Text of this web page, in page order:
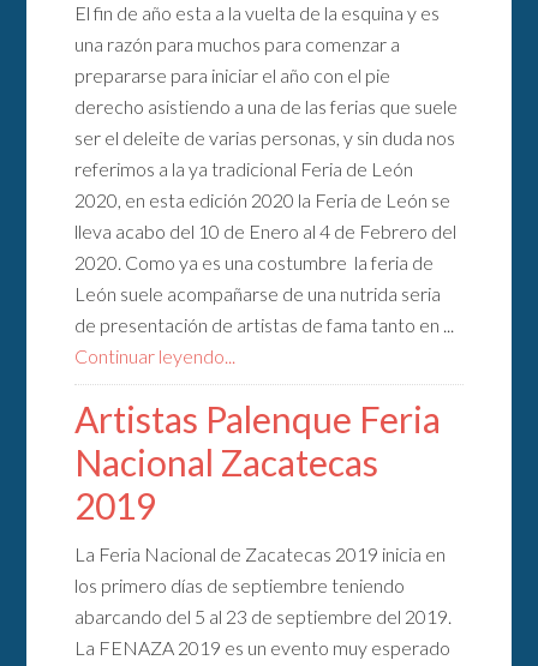
El fin de año esta a la vuelta de la esquina y es
una razón para muchos para comenzar a
prepararse para iniciar el año con el pie
derecho asistiendo a una de las ferias que suele
ser el deleite de varias personas, y sin duda nos
referimos a la ya tradicional Feria de León
2020, en esta edición 2020 la Feria de León se
lleva acabo del 10 de Enero al 4 de Febrero del
2020. Como ya es una costumbre la feria de
León suele acompañarse de una nutrida seria
de presentación de artistas de fama tanto en ...
Continuar leyendo...
Artistas Palenque Feria
Nacional Zacatecas
2019
La Feria Nacional de Zacatecas 2019 inicia en
los primero días de septiembre teniendo
abarcando del 5 al 23 de septiembre del 2019.
La FENAZA 2019 es un evento muy esperado